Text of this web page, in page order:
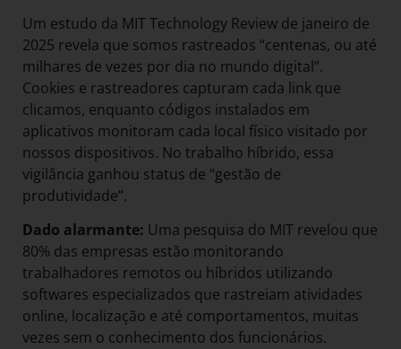
Um estudo da MIT Technology Review de janeiro de
2025 revela que somos rastreados “centenas, ou até
milhares de vezes por dia no mundo digital”.
Cookies e rastreadores capturam cada link que
clicamos, enquanto códigos instalados em
aplicativos monitoram cada local físico visitado por
nossos dispositivos. No trabalho híbrido, essa
vigilância ganhou status de “gestão de
produtividade”.
Dado alarmante: Uma pesquisa do MIT revelou que
80% das empresas estão monitorando
trabalhadores remotos ou híbridos utilizando
softwares especializados que rastreiam atividades
online, localização e até comportamentos, muitas
vezes sem o conhecimento dos funcionários.